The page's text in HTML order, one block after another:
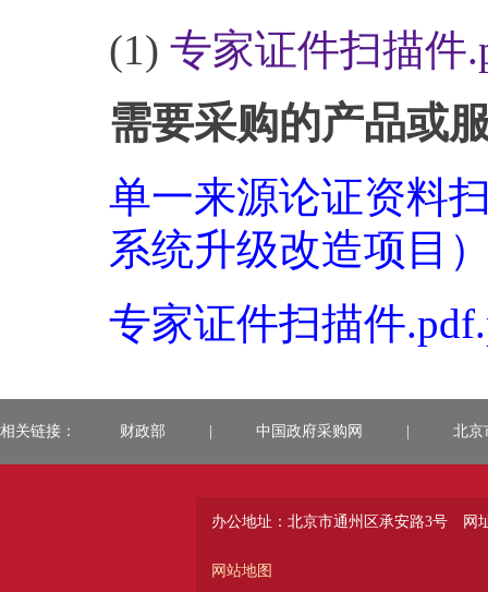
(1) 专家证件扫描件
需要采购的产品或
单一来源论证资料
系统升级改造项目
专家证件扫描件
相关链接： 财政部 中国政府采购网 北京
办公地址：北京市通州区承安路3号
网站地图
网